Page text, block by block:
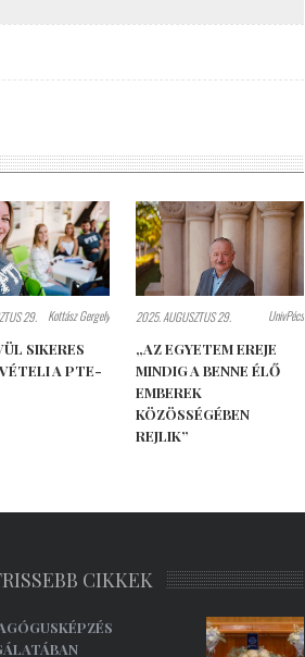
29. Kottász Gergely
SIKERES
A PTE-
2025. AUGUSZTUS 29. UnivPécs
„AZ EGYETEM EREJE
MINDIG A BENNE ÉLŐ
EMBEREK
KÖZÖSSÉGÉBEN
REJLIK”
CIKKEK